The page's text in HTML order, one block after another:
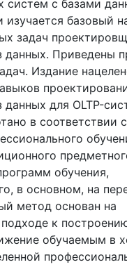
систем с базами
изучается базовый
задач
данных. Приведены
Издание
данных для OLTP-
в соответствии
обучения,
в основном, на
метод основан на
к
обучаемым в